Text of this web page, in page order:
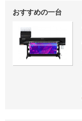
おすすめの一台